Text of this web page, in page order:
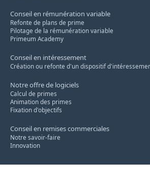
Conseil en rémunération variable
Refonte de plans de prime
Pilotage de la rémunération variable
Primeum Academy
Conseil en intéressement
Création ou refonte d'un dispositif
Notre offre de logiciels
Calcul de primes
Animation des primes
Fixation d'objectifs
Conseil en remises commerciales
Notre savoir-faire
Innovation